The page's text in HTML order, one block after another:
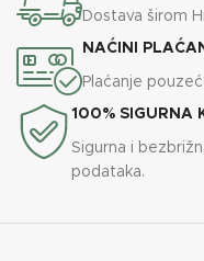
Dostava širom
NAĆINI
Plaćanje
100% SIGURNA
Sigurna i
podataka.